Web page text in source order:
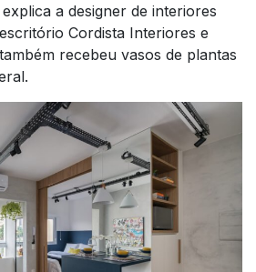
a designer de interiores
Cordista Interiores e
recebeu vasos de plantas